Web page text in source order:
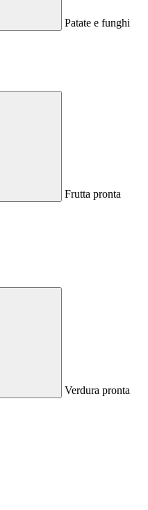
Patate e funghi
Frutta pronta
Verdura pronta